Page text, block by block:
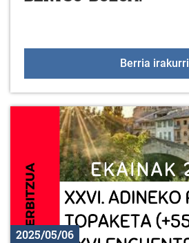
Berria irakurri
2025/05/06